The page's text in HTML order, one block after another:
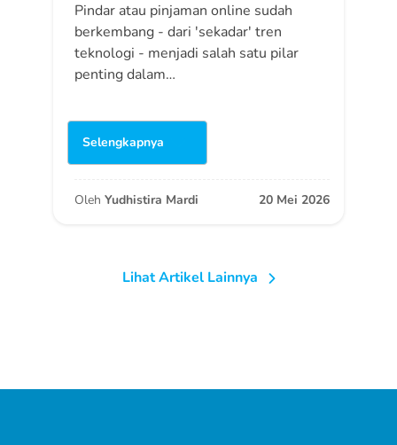
Pindar atau pinjaman online sudah
berkembang - dari 'sekadar' tren
teknologi - menjadi salah satu pilar
penting dalam…
Selengkapnya
Oleh Yudhistira Mardi 20 Mei 2026
Lihat Artikel Lainnya